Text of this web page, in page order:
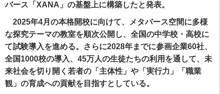
バース「XANA」の基盤上に構築したと発表。
2025年4月の本格開校に向けて、メタバース空間に多様
な探究テーマの教室を順次公開し、全国の中学校・高校に
て試験導入を進める。さらに2028年までに参画企業60社、
全国1000校の導入、45万人の生徒たちの利用を通して、未
来社会を切り開く若者の「主体性」や「実行力」「職業
観」の育成への貢献を目指すとしている。